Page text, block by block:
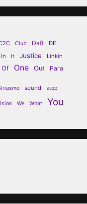
Club Daft
DE
In It Justice Linkin
Of One Out Para
sound stop
We What You